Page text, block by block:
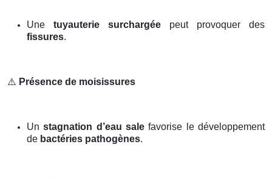
Une tuyauterie surchargée peut provoquer des
fissures.
⚠️ Présence de moisissures
Unstagnation d’eau sale favorise le développement
de bactéries pathogènes.